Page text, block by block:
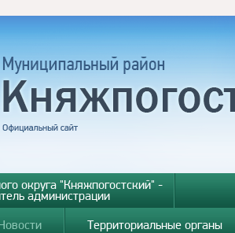
округа "Княжпогостский" -
администрации
Территориальные органы